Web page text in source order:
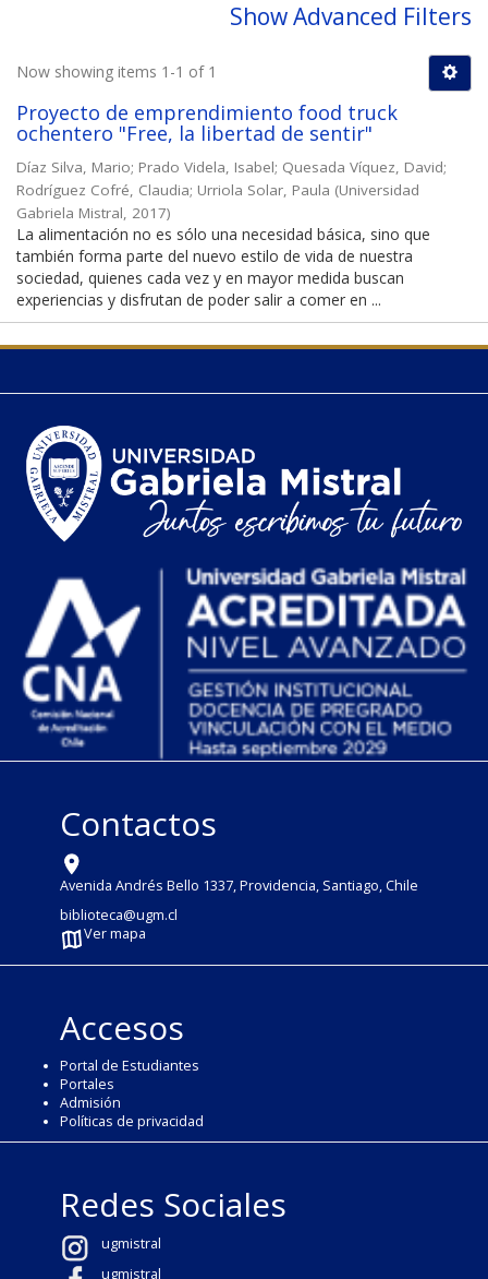
Show Advanced Filters
Now showing items 1-1 of 1
Proyecto de emprendimiento food truck
ochentero "Free, la libertad de sentir"
Díaz Silva, Mario; Prado Videla, Isabel; Quesada Víquez, David;
Rodríguez Cofré, Claudia; Urriola Solar, Paula (Universidad
Gabriela Mistral, 2017)
La alimentación no es sólo una necesidad básica, sino que
también forma parte del nuevo estilo de vida de nuestra
sociedad, quienes cada vez y en mayor medida buscan
experiencias y disfrutan de poder salir a comer en ...
Contactos
Avenida Andrés Bello 1337, Providencia, Santiago, Chile
biblioteca@ugm.cl
Ver mapa
Accesos
Portal de Estudiantes
Portales
Admisión
Políticas de privacidad
Redes Sociales
ugmistral
ugmistral